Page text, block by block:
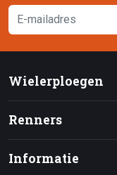
Wielerploegen
Renners
Informatie